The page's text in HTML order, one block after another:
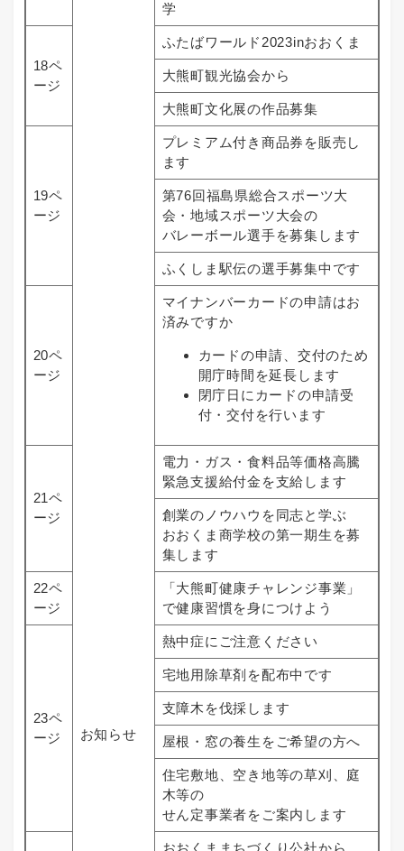
お知らせ
学
18ペ
ージ
ふたばワールド2023inおおくま
大熊町観光協会から
大熊町文化展の作品募集
19ペ
ージ
プレミアム付き商品券を販売し
ます
第76回福島県総合スポーツ大
会・地域スポーツ大会の
バレーボール選手を募集します
ふくしま駅伝の選手募集中です
20ペ
ージ
マイナンバーカードの申請はお
済みですか
カードの申請、交付のため
開庁時間を延長します
閉庁日にカードの申請受
付・交付を行います
21ペ
ージ
電力・ガス・食料品等価格高騰
緊急支援給付金を支給します
創業のノウハウを同志と学ぶ
おおくま商学校の第一期生を募
集します
22ペ
ージ
「大熊町健康チャレンジ事業」
で健康習慣を身につけよう
23ペ
ージ
熱中症にご注意ください
宅地用除草剤を配布中です
支障木を伐採します
屋根・窓の養生をご希望の方へ
住宅敷地、空き地等の草刈、庭
木等の
せん定事業者をご案内します